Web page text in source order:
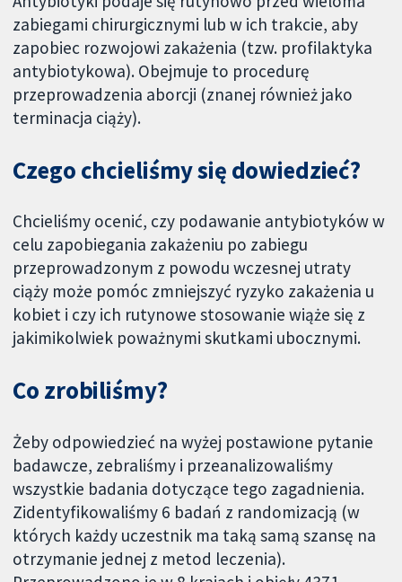
zabiegami chirurgicznymi lub w ich trakcie, aby
zapobiec rozwojowi zakażenia (tzw. profilaktyka
antybiotykowa). Obejmuje to procedurę
przeprowadzenia aborcji (znanej również jako
terminacja ciąży).
Czego chcieliśmy się dowiedzieć?
Chcieliśmy ocenić, czy podawanie antybiotyków w
celu zapobiegania zakażeniu po zabiegu
przeprowadzonym z powodu wczesnej utraty
ciąży może pomóc zmniejszyć ryzyko zakażenia u
kobiet i czy ich rutynowe stosowanie wiąże się z
jakimikolwiek poważnymi skutkami ubocznymi.
Co zrobiliśmy?
Żeby odpowiedzieć na wyżej postawione pytanie
badawcze, zebraliśmy i przeanalizowaliśmy
wszystkie badania dotyczące tego zagadnienia.
Zidentyfikowaliśmy 6 badań z randomizacją (w
których każdy uczestnik ma taką samą szansę na
otrzymanie jednej z metod leczenia).